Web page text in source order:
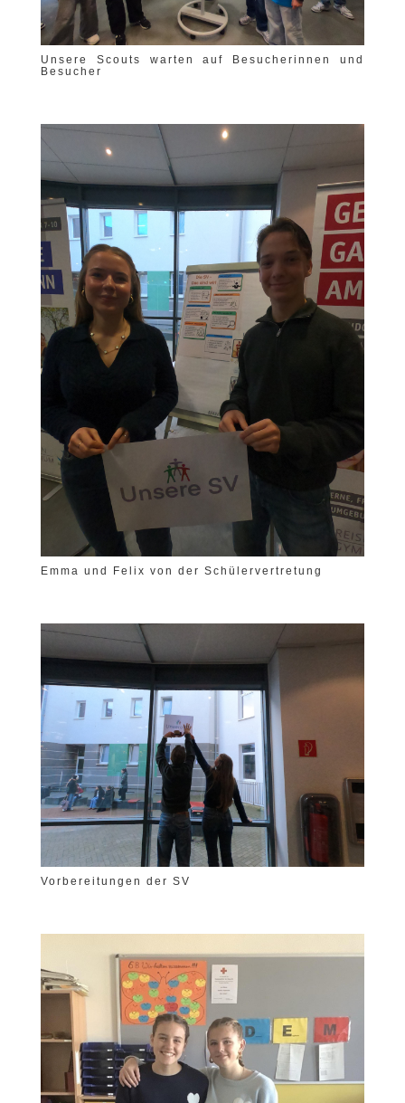
Unsere Scouts warten auf Besucherinnen und
Besucher
Emma und Felix von der Schülervertretung
Vorbereitungen der SV